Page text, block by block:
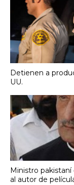
Detienen a
UU.
Ministro pakistaní
al autor de